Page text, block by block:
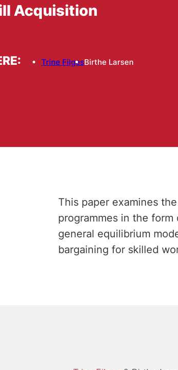
Acquisition
Trine FilgesBirthe Larsen
This paper examines
programmes in the
general equilibrium
bargaining for skilled